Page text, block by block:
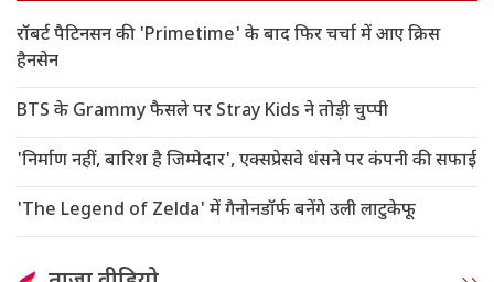
रॉबर्ट पैटिनसन की 'Primetime' के बाद फिर चर्चा में आए क्रिस
हैनसेन
BTS के Grammy फैसले पर Stray Kids ने तोड़ी चुप्पी
'निर्माण नहीं, बारिश है जिम्मेदार', एक्सप्रेसवे धंसने पर कंपनी की सफाई
'The Legend of Zelda' में गैनोनडॉर्फ बनेंगे उली लाटुकेफू